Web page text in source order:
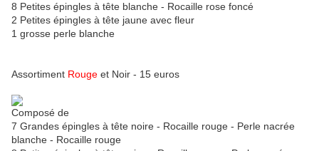
8 Petites épingles à tête blanche - Rocaille rose foncé
2 Petites épingles à tête jaune avec fleur
1 grosse perle blanche
Assortiment Rouge et Noir - 15 euros
Composé de
7 Grandes épingles à tête noire - Rocaille rouge - Perle nacrée
blanche - Rocaille rouge